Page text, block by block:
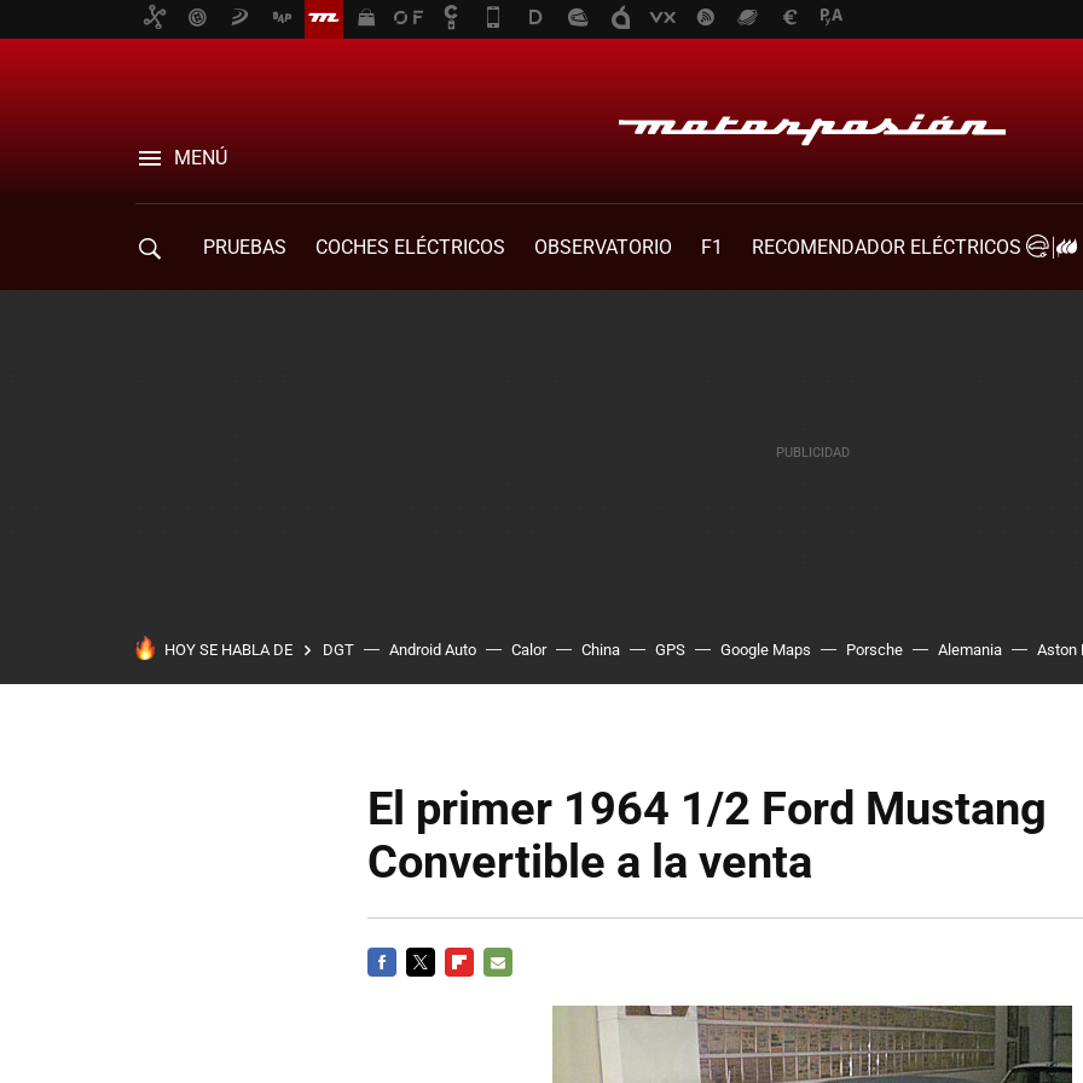
MENÚ
PRUEBAS COCHES ELÉCTRICOS OBSERVATORIO F1
RECOMENDADOR ELÉCTRICOS
HOY SE HABLA DE DGT Android Auto Calor China GPS Google Maps Porsche Alemania Aston
El primer 1964 1/2 Ford Mustang
Convertible a la venta